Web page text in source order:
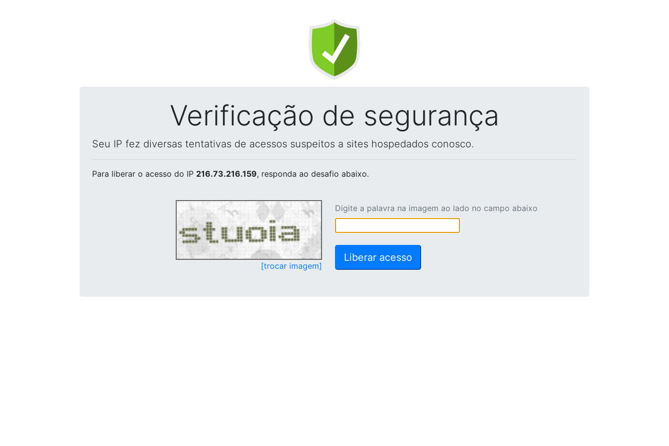
Verificação de segurança
Seu IP fez diversas tentativas de acessos suspeitos a sites hospedados conosco.
Para liberar o acesso do IP 216.73.216.159, responda ao desafio abaixo.
[trocar imagem]
Digite a palavra na imagem ao lado no campo abaixo